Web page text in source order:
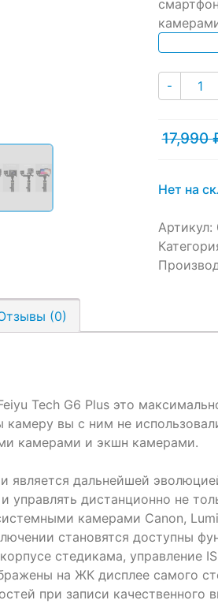
-
17,990
17,990 ₽.
Текущая
Нет на
Артикул:
(0)
Tech G6 Plus это
камеру вы с ним не
камерами и экшн камерами.
является дальнейшей
и управлять дистанционно не
камерами Canon,
становятся доступны
стедикама, управление
на ЖК дисплее самого
при записи качественного